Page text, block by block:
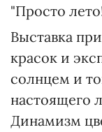
"Просто
Выставка
красок и
солнцем и
настоящего
Динамизм